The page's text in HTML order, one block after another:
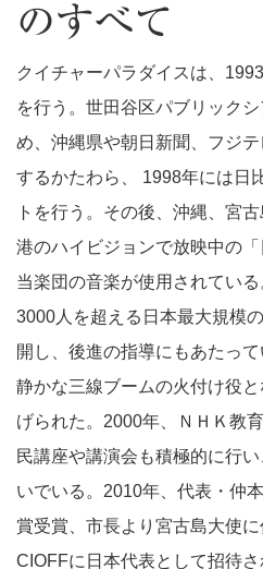
のすべて
クイチャーパラダイスは、
を行う。世田谷区パブリック
め、沖縄県や朝日新聞、フジ
するかたわら、 1998年には日
トを行う。その後、沖縄、宮
港のハイビジョンで放映中の「
当楽団の音楽が使用されている
3000人を超える日本最大規模
開し、後進の指導にもあたっ
静かな三線ブームの火付け役
げられた。2000年、ＮＨＫ教
民講座や講演会も積極的に行
いでいる。2010年、代表・仲
賞受賞、市長より宮古島大使
CIOFFに日本代表として招待さ